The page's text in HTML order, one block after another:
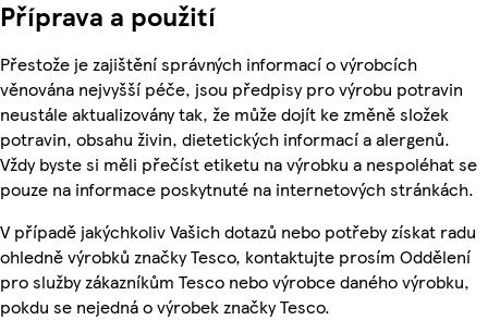
Příprava a použití
Přestože je zajištění správných informací o výrobcích
věnována nejvyšší péče, jsou předpisy pro výrobu potravin
neustále aktualizovány tak, že může dojít ke změně složek
potravin, obsahu živin, dietetických informací a alergenů.
Vždy byste si měli přečíst etiketu na výrobku a nespoléhat se
pouze na informace poskytnuté na internetových stránkách.
V případě jakýchkoliv Vašich dotazů nebo potřeby získat radu
ohledně výrobků značky Tesco, kontaktujte prosím Oddělení
pro služby zákazníkům Tesco nebo výrobce daného výrobku,
pokdu se nejedná o výrobek značky Tesco.